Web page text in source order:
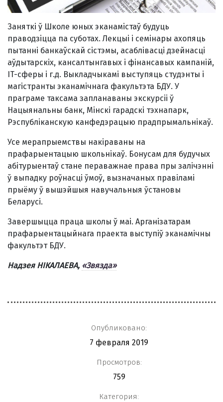
Заняткі ў Школе юных эканамістаў будуць
праводзіцца па суботах. Лекцыі і семінары ахопяць
пытанні банкаўскай сістэмы, асаблівасці дзейнасці
аўдытарскіх, кансалтынгавых і фінансавых кампаній,
IT-сферы і г.д. Выкладчыкамі выступяць студэнты і
магістранты эканамічнага факультэта БДУ. У
праграме таксама запланаваны экскурсіі ў
Нацыянальны банк, Мінскі гарадскі тэхнапарк,
Рэспубліканскую канфедэрацыю прадпрымальнікаў.
Усе мерапрыемствы накіраваны на
прафарыентацыю школьнікаў. Бонусам для будучых
абітурыентаў стане пераважнае права пры залічэнні
ў выпадку роўнасці ўмоў, вызначаных правіламі
прыёму ў вышэйшыя навучальныя ўстановы
Беларусі.
Завершыцца праца школы ў маі. Арганізатарам
прафарыентацыйнага праекта выступіў эканамічны
факультэт БДУ.
Надзея НІКАЛАЕВА, «Звязда»
Опубликовано:
7 февраля 2019
Просмотров:
759
Категория: